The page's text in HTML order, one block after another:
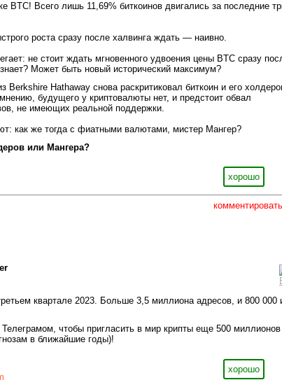
BTC! Всего лишь 11,69% биткоинов двигались за последние
роста сразу после халвинга ждать — наивно.
не стоит ждать мгновенного удвоения цены BTC сразу
Может быть новый исторический максимум?
Berkshire Hathaway снова раскритиковал биткоин и его
будущего у криптовалюты нет, и предстоит обвал
не имеющих реальной поддержки.
как же тогда с фиатными валютами, мистер Мангер?
или Мангера?
хорошо
комментировать
квартале 2023. Больше 3,5 миллиона адресов, и 800 000
чтобы пригласить в мир крипты еще 500 миллионов
в ближайшие годы)!
хорошо